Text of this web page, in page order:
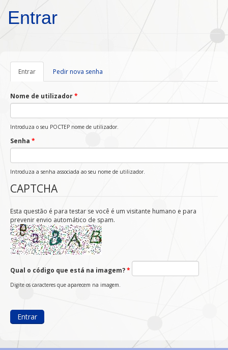
Passar para o conteúdo principal
Entrar
Entrar (separador
ativo)
Pedir nova senha
Nome de utilizador*
Introduza o seu POCTEP nome de utilizador.
Senha *
Introduza a senha associada ao seu nome de utilizador.
CAPTCHA
Esta questão é para testar se você é um visitante humano e para
prevenir envio automático de spam.
Qual o código que está na imagem?*
Digite os caracteres que aparecem na imagem.